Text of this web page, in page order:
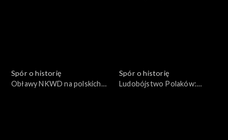
Spór o historię
Obławy NKWD na polskich
Spór o historię
Ludobójstwo Polaków: